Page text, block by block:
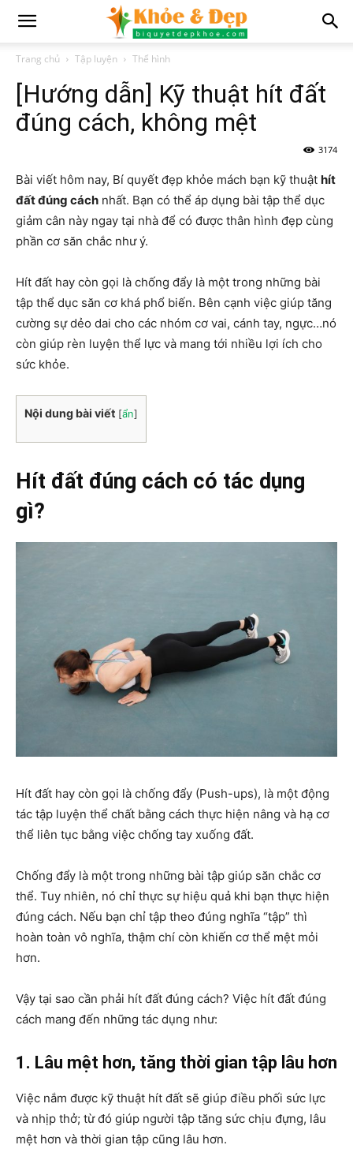
Trang chủ Tập luyện Thể hình
[Hướng dẫn] Kỹ thuật hít đất
đúng cách, không mệt
3174
Bài viết hôm nay, Bí quyết đẹp khỏe mách bạn kỹ thuật hít
đất đúng cách nhất. Bạn có thể áp dụng bài tập thể dục
giảm cân này ngay tại nhà để có được thân hình đẹp cùng
phần cơ săn chắc như ý.
Hít đất hay còn gọi là chống đẩy là một trong những bài
tập thể dục săn cơ khá phổ biến. Bên cạnh việc giúp tăng
cường sự dẻo dai cho các nhóm cơ vai, cánh tay, ngực…nó
còn giúp rèn luyện thể lực và mang tới nhiều lợi ích cho
sức khỏe.
Nội dung bài viết [ẩn]
Hít đất đúng cách có tác dụng
gì?
Hít đất hay còn gọi là chống đẩy (Push-ups), là một động
tác tập luyện thể chất bằng cách thực hiện nâng và hạ cơ
thể liên tục bằng việc chống tay xuống đất.
Chống đẩy là một trong những bài tập giúp săn chắc cơ
thể. Tuy nhiên, nó chỉ thực sự hiệu quả khi bạn thực hiện
đúng cách. Nếu bạn chỉ tập theo đúng nghĩa “tập” thì
hoàn toàn vô nghĩa, thậm chí còn khiến cơ thể mệt mỏi
hơn.
Vậy tại sao cần phải hít đất đúng cách? Việc hít đất đúng
cách mang đến những tác dụng như:
1. Lâu mệt hơn, tăng thời gian tập lâu hơn
Việc nắm được kỹ thuật hít đất sẽ giúp điều phối sức lực
và nhịp thở; từ đó giúp người tập tăng sức chịu đựng, lâu
mệt hơn và thời gian tập cũng lâu hơn.